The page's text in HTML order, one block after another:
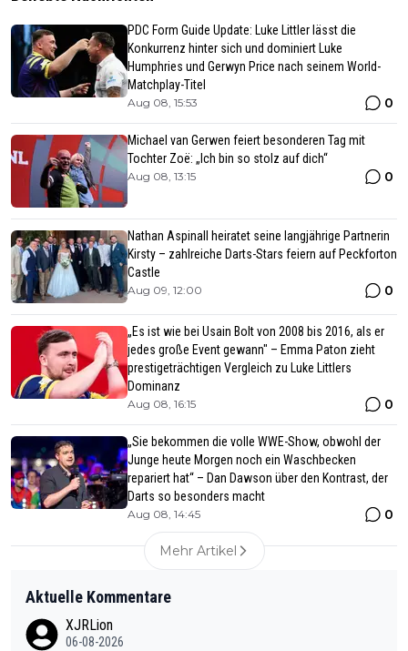
PDC Form Guide Update: Luke Littler lässt die
Konkurrenz hinter sich und dominiert Luke
Humphries und Gerwyn Price nach seinem World-
Matchplay-Titel
Aug 08, 15:53 0
Michael van Gerwen feiert besonderen Tag mit
Tochter Zoë: „Ich bin so stolz auf dich“
Aug 08, 13:15 0
Nathan Aspinall heiratet seine langjährige Partnerin
Kirsty – zahlreiche Darts-Stars feiern auf Peckforton
Castle
Aug 09, 12:00 0
„Es ist wie bei Usain Bolt von 2008 bis 2016, als er
jedes große Event gewann" – Emma Paton zieht
prestigeträchtigen Vergleich zu Luke Littlers
Dominanz
Aug 08, 16:15 0
„Sie bekommen die volle WWE-Show, obwohl der
Junge heute Morgen noch ein Waschbecken
repariert hat“ – Dan Dawson über den Kontrast, der
Darts so besonders macht
Aug 08, 14:45 0
Mehr Artikel
Aktuelle Kommentare
XJRLion
06-08-2026